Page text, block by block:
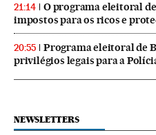
21:14
O programa eleitoral
impostos para os ricos e
20:55
Programa eleitoral de
privilégios legais para a
NEWSLETTERS